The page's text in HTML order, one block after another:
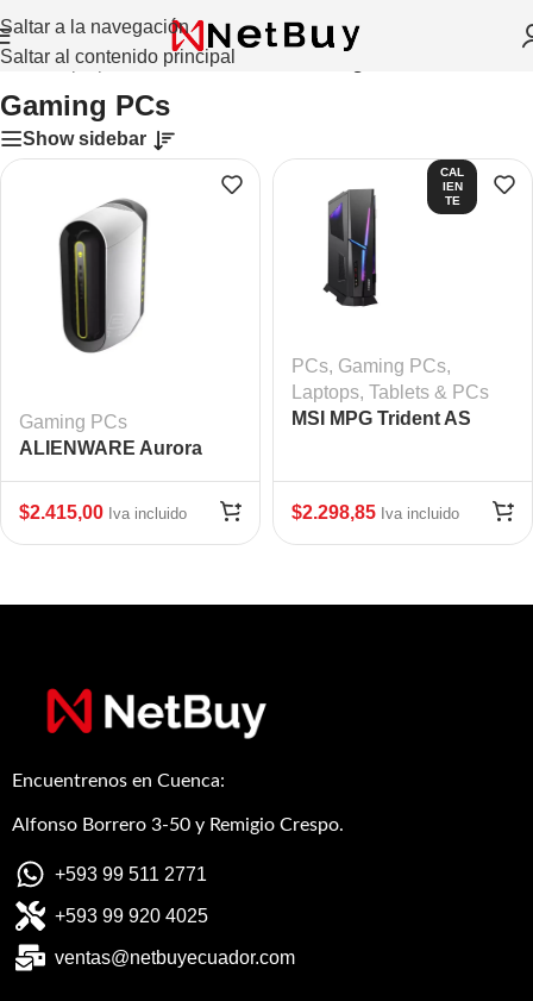
Saltar a la navegación
Saltar al contenido principal
Inicio/ Laptops, Tablets & PCs
Gaming PCs
Show sidebar
Gaming PCs
ALIENWARE Aurora
$2.415,00 Iva incluido
CAL
IEN
TE
PCs, Gaming PCs,
Laptops, Tablets & PCs
MSI MPG Trident AS
$2.298,85 Iva incluido
Encuentrenos en Cuenca:
Alfonso Borrero 3-50 y Remigio Crespo.
+593 99 511 2771
+593 99 920 4025
ventas@netbuyecuador.com